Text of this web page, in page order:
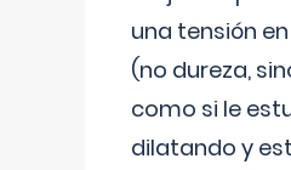
una tensión
(no dureza,
como si le
dilatando y